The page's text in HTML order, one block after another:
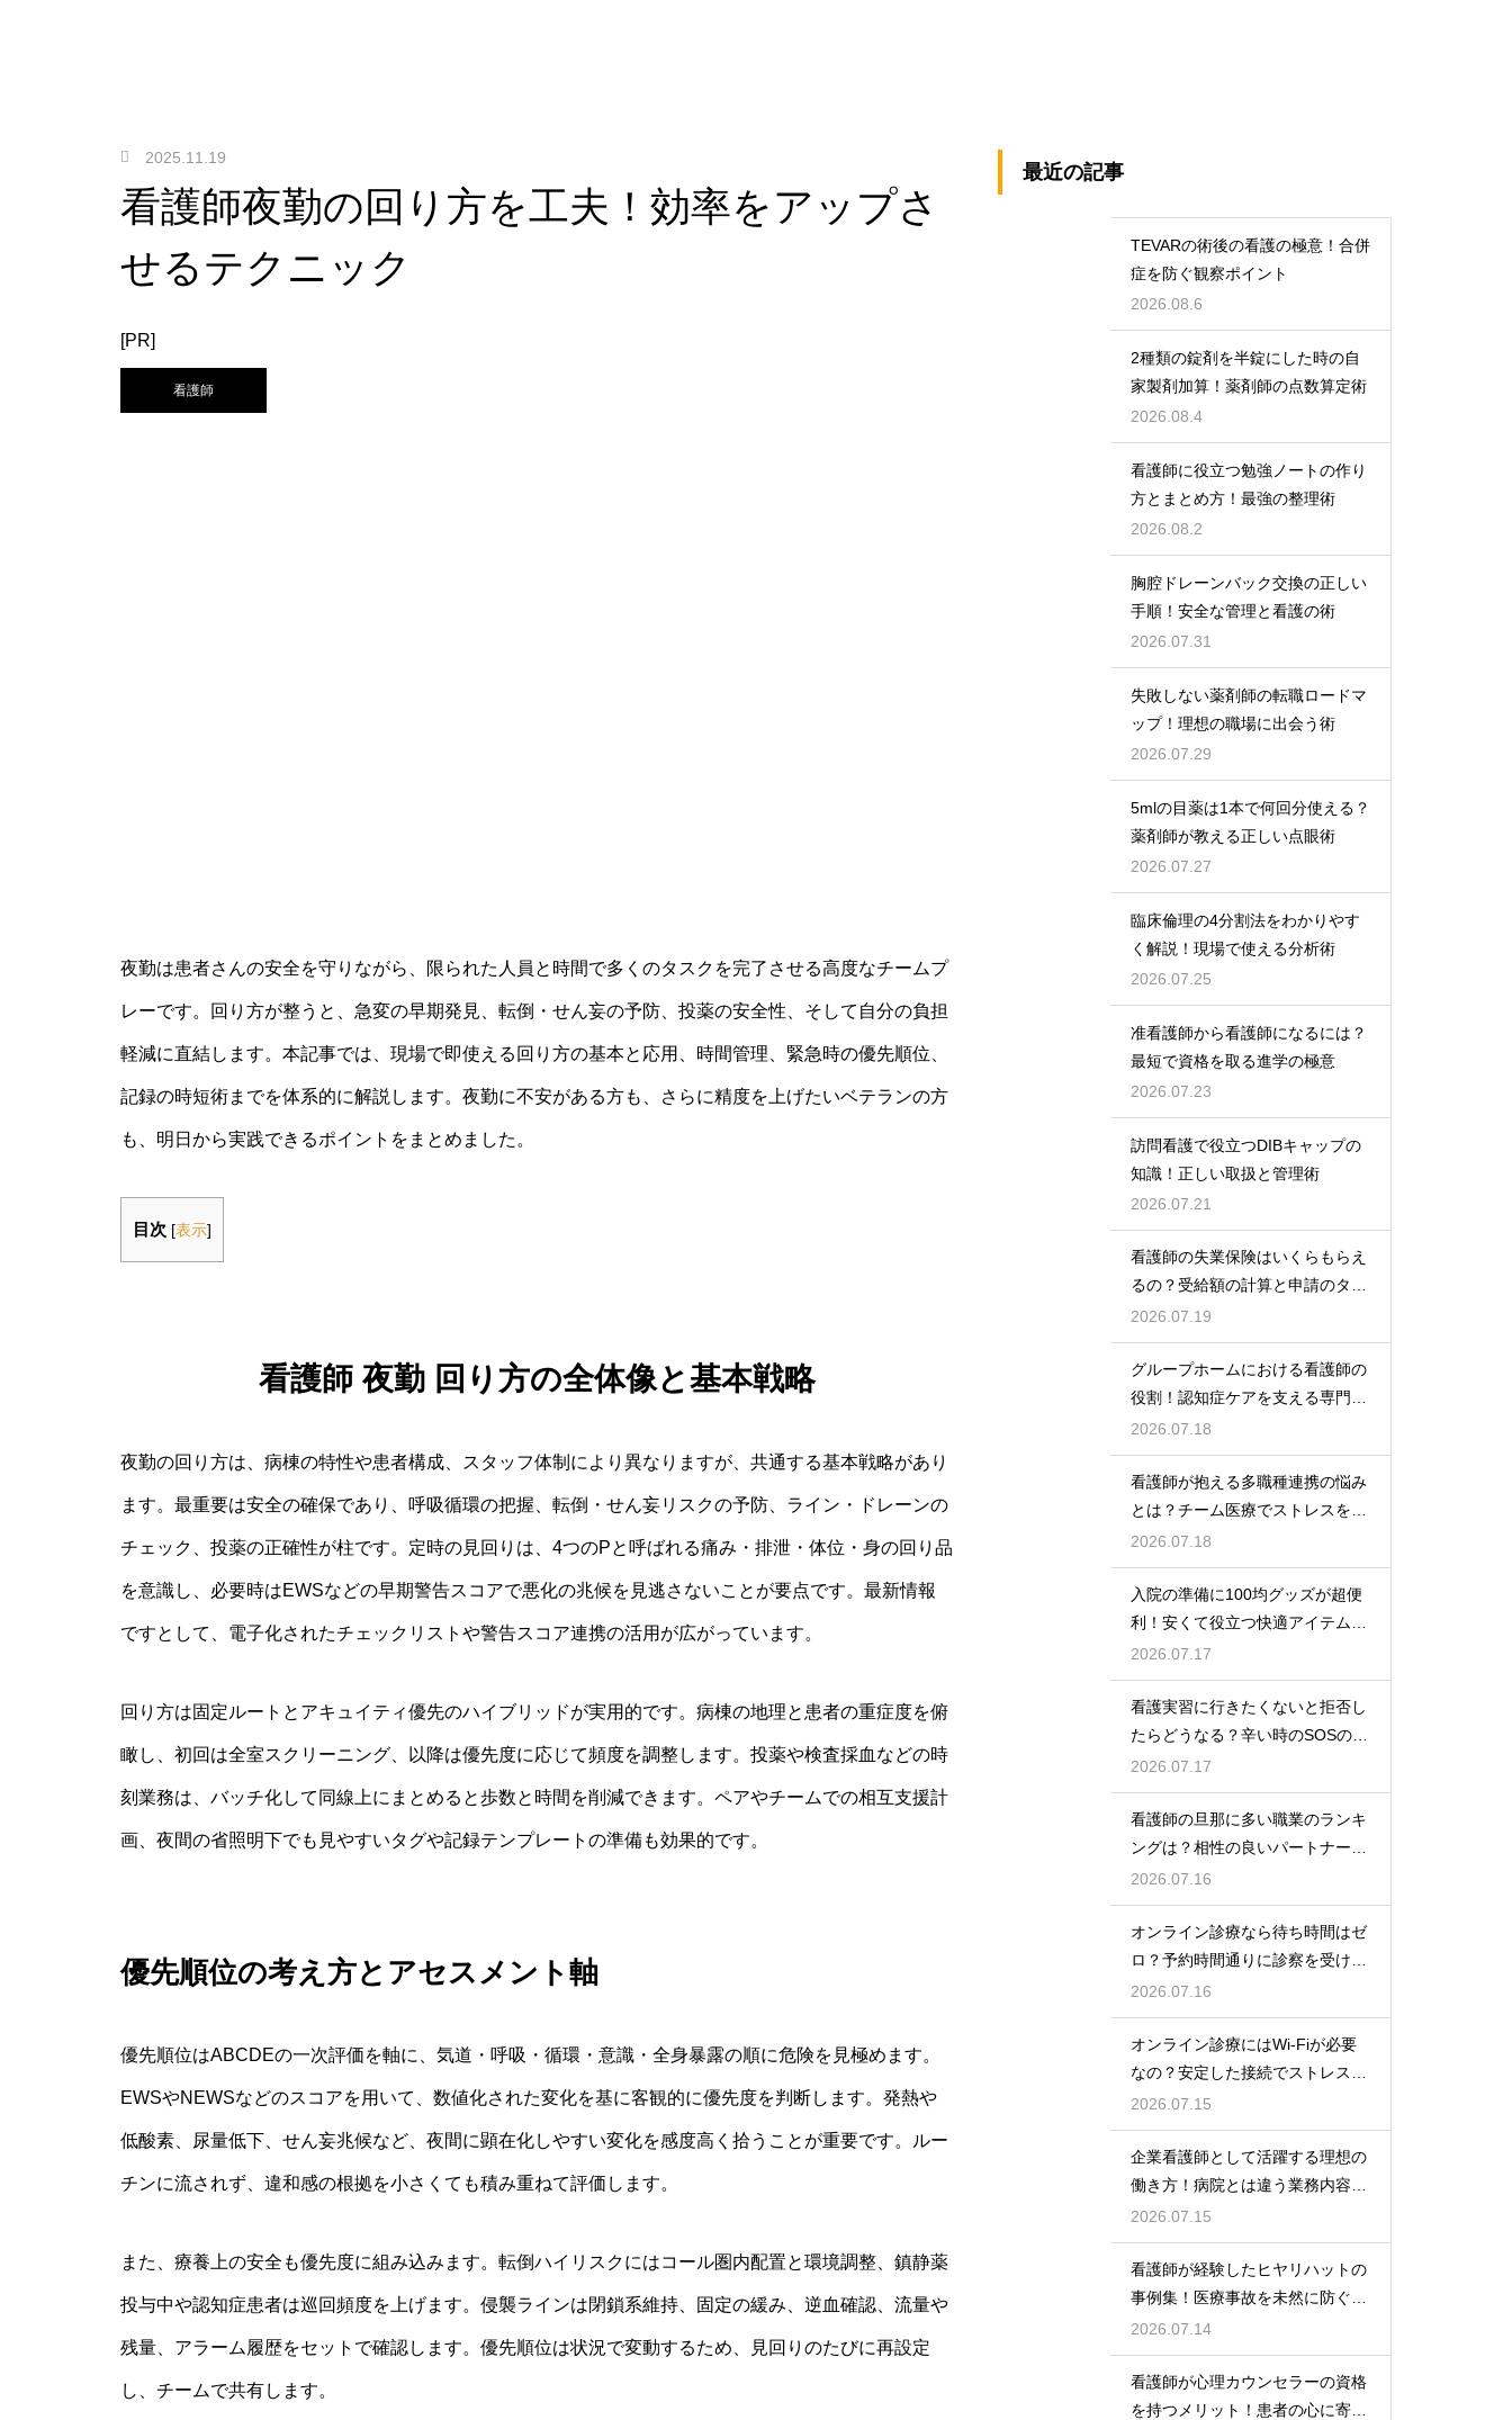
2025.11.19
看護師夜勤の回り方を工夫！効率をアップさ
せるテクニック
[PR]
看護師
夜勤は患者さんの安全を守りながら、限られた人員と時間で多くのタスクを完了させる高度なチームプ
レーです。回り方が整うと、急変の早期発見、転倒・せん妄の予防、投薬の安全性、そして自分の負担
軽減に直結します。本記事では、現場で即使える回り方の基本と応用、時間管理、緊急時の優先順位、
記録の時短術までを体系的に解説します。夜勤に不安がある方も、さらに精度を上げたいベテランの方
も、明日から実践できるポイントをまとめました。
目次 [表示]
看護師 夜勤 回り方の全体像と基本戦略
夜勤の回り方は、病棟の特性や患者構成、スタッフ体制により異なりますが、共通する基本戦略があり
ます。最重要は安全の確保であり、呼吸循環の把握、転倒・せん妄リスクの予防、ライン・ドレーンの
チェック、投薬の正確性が柱です。定時の見回りは、4つのPと呼ばれる痛み・排泄・体位・身の回り品
を意識し、必要時はEWSなどの早期警告スコアで悪化の兆候を見逃さないことが要点です。最新情報
ですとして、電子化されたチェックリストや警告スコア連携の活用が広がっています。
回り方は固定ルートとアキュイティ優先のハイブリッドが実用的です。病棟の地理と患者の重症度を俯
瞰し、初回は全室スクリーニング、以降は優先度に応じて頻度を調整します。投薬や検査採血などの時
刻業務は、バッチ化して同線上にまとめると歩数と時間を削減できます。ペアやチームでの相互支援計
画、夜間の省照明下でも見やすいタグや記録テンプレートの準備も効果的です。
優先順位の考え方とアセスメント軸
優先順位はABCDEの一次評価を軸に、気道・呼吸・循環・意識・全身暴露の順に危険を見極めます。
EWSやNEWSなどのスコアを用いて、数値化された変化を基に客観的に優先度を判断します。発熱や
低酸素、尿量低下、せん妄兆候など、夜間に顕在化しやすい変化を感度高く拾うことが重要です。ルー
チンに流されず、違和感の根拠を小さくても積み重ねて評価します。
また、療養上の安全も優先度に組み込みます。転倒ハイリスクにはコール圏内配置と環境調整、鎮静薬
投与中や認知症患者は巡回頻度を上げます。侵襲ラインは閉鎖系維持、固定の緩み、逆血確認、流量や
残量、アラーム履歴をセットで確認します。優先順位は状況で変動するため、見回りのたびに再設定
し、チームで共有します。
最近の記事
TEVARの術後の看護の極意！合併
症を防ぐ観察ポイント
2026.08.6
2種類の錠剤を半錠にした時の自
家製剤加算！薬剤師の点数算定術
2026.08.4
看護師に役立つ勉強ノートの作り
方とまとめ方！最強の整理術
2026.08.2
胸腔ドレーンバック交換の正しい
手順！安全な管理と看護の術
2026.07.31
失敗しない薬剤師の転職ロードマ
ップ！理想の職場に出会う術
2026.07.29
5mlの目薬は1本で何回分使える？
薬剤師が教える正しい点眼術
2026.07.27
臨床倫理の4分割法をわかりやす
く解説！現場で使える分析術
2026.07.25
准看護師から看護師になるには？
最短で資格を取る進学の極意
2026.07.23
訪問看護で役立つDIBキャップの
知識！正しい取扱と管理術
2026.07.21
看護師の失業保険はいくらもらえ
るの？受給額の計算と申請のタイ
ミング
2026.07.19
グループホームにおける看護師の
役割！認知症ケアを支える専門的
な力
2026.07.18
看護師が抱える多職種連携の悩み
とは？チーム医療でストレスを減
らす方法
2026.07.18
入院の準備に100均グッズが超便
利！安くて役立つ快適アイテムを
紹介
2026.07.17
看護実習に行きたくないと拒否し
たらどうなる？辛い時のSOSの出
し方
2026.07.17
看護師の旦那に多い職業のランキ
ングは？相性の良いパートナーの
条件と傾向
2026.07.16
オンライン診療なら待ち時間はゼ
ロ？予約時間通りに診察を受ける
コツ
2026.07.16
オンライン診療にはWi-Fiが必要
なの？安定した接続でストレスフ
リーに
2026.07.15
企業看護師として活躍する理想の
働き方！病院とは違う業務内容と
やりがい
2026.07.15
看護師が経験したヒヤリハットの
事例集！医療事故を未然に防ぐた
めの対策
2026.07.14
看護師が心理カウンセラーの資格
を持つメリット！患者の心に寄り